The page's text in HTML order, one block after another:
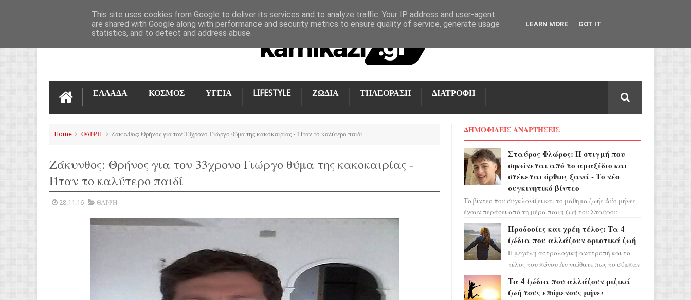
ΕΠΙΚΟΙΝΩΝΊΑ
ΕΛΛΑΔΑ ΚΟΣΜΟΣ ΥΓΕΙΑ LIFESTYLE ΖΩΔΙΑ ΤΗΛΕΟΡΑΣΗ ΔΙΑΤΡΟΦΗ
Home ΘΛΙΨΗ Ζάκυνθος: Θρήνος για τον 33χρονο Γιώργο θύμα της κακοκαιρίας - Ήταν το καλύτερο παιδί
Ζάκυνθος: Θρήνος για τον 33χρονο Γιώργο θύμα της κακοκαιρίας -
Ήταν το καλύτερο παιδί
28.11.16 ΘΛΙΨΗ
ΔΗΜΟΦΙΛΕΙΣ ΑΝΑΡΤΗΣΕΙΣ
Σταύρος Φλώρος: Η στιγμή που
σηκώνεται από το αμαξίδιο και
στέκεται όρθιος ξανά - Το νέο
συγκινητικό βίντεο
Το βίντεο που συγκλονίζει και το μάθημα ζωής Δύο μήνες
έχουν περάσει από τη μέρα που η ζωή του Σταύρου
Φλώρου άλλαξε για πάντα. Ο πρώην...
Προδοσίες και χρέη τέλος: Τα 4
ζώδια που αλλάζουν οριστικά ζωή
Η μεγάλη αστρολογική ανατροπή και το
τέλος του πόνου Αν νιώθατε πως το σύμπαν
πάρετε μια βαθιά α...
Τα 4 ζώδια που αλλάζουν ριζικά
ζωή τους επόμενους μήνες
This site uses cookies from Google to deliver its services and to analyze traffic. Your IP address and user-agent
are shared with Google along with performance and security metrics to ensure quality of service, generate usage
statistics, and to detect and address abuse.
LEARN MORE GOT IT